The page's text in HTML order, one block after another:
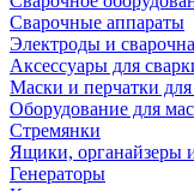
Сварочные аппараты
Электроды и
Аксессуары для
Маски и перчатки для
Оборудование для
Стремянки
Ящики, органайзеры
Генераторы